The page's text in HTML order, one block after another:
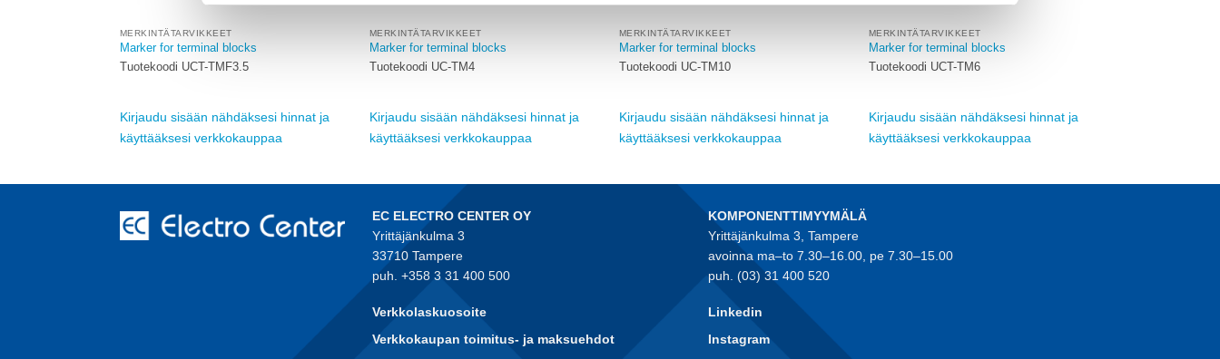
MERKINTÄTARVIKKEET
Marker for terminal blocks
Tuotekoodi UCT-TMF3.5
Kirjaudu sisään nähdäksesi hinnat ja
käyttääksesi verkkokauppaa
MERKINTÄTARVIKKEET
Marker for terminal blocks
Tuotekoodi UC-TM4
Kirjaudu sisään nähdäksesi hinnat ja
käyttääksesi verkkokauppaa
MERKINTÄTARVIKKEET
Marker for terminal blocks
Tuotekoodi UC-TM10
Kirjaudu sisään nähdäksesi hinnat ja
käyttääksesi verkkokauppaa
MERKINTÄTARVIKKEET
Marker for terminal blocks
Tuotekoodi UCT-TM6
Kirjaudu sisään nähdäksesi hinnat ja
käyttääksesi verkkokauppaa
EC ELECTRO CENTER OY
Yrittäjänkulma 3
33710 Tampere
puh. +358 3 31 400 500
Verkkolaskuosoite
Verkkokaupan toimitus- ja maksuehdot
KOMPONENTTIMYYMÄLÄ
Yrittäjänkulma 3, Tampere
avoinna ma–to 7.30–16.00, pe 7.30–15.00
puh. (03) 31 400 520
Linkedin
Instagram